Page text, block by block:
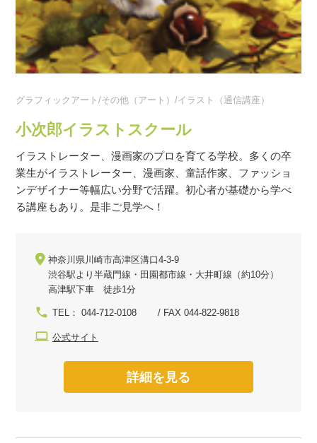
グラフィックアート/その他（アート）/イラスト（通信講座）
小次郎イラストスクール
イラストレーター、漫画家のプロを育てる学校。多くの卒
業生がイラストレーター、漫画家、童話作家、ファッショ
ンデザイナー等幅広い分野で活躍。初心者が基礎から学べ
る講座もあり。是非ご見学へ！
神奈川県川崎市高津区溝口4-3-9
渋谷駅より半蔵門線・田園都市線・大井町線（約10分）
高津駅下車 徒歩1分
TEL： 044-712-0108 / FAX 044-822-9818
公式サイト
詳細を見る